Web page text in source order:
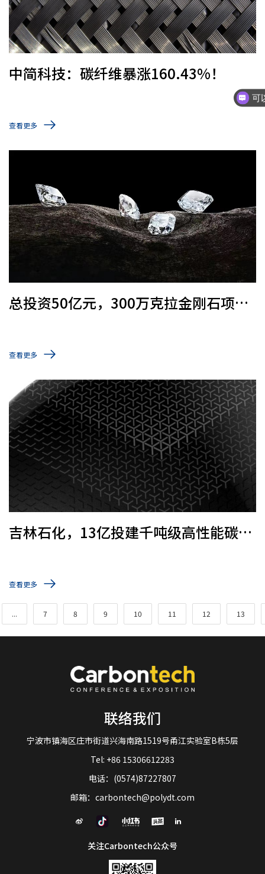
中简科技：碳纤维暴涨160.43%！
查看更多
总投资50亿元，300万克拉金刚石项目
查看更多
吉林石化，13亿投建千吨级高性能碳纤
查看更多
... 7 8 9 10 11 12 13
联络我们
宁波市镇海区庄市街道兴海南路1519号甬江实验室B栋5层
Tel: +86 15306612283
电话：(0574)87227807
邮箱：carbontech@polydt.com
关注Carbontech公众号